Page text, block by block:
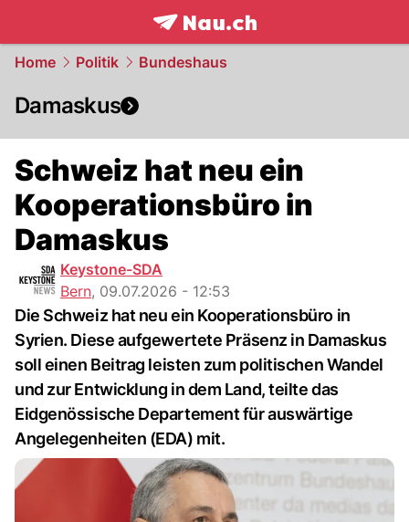
frontpage.NAU.ch
Home Politik Bundeshaus
Damaskus
Schweiz hat neu ein
Kooperationsbüro in
Damaskus
Keystone-SDA
Bern, 09.07.2026 - 12:53
Die Schweiz hat neu ein Kooperationsbüro in
Syrien. Diese aufgewertete Präsenz in Damaskus
soll einen Beitrag leisten zum politischen Wandel
und zur Entwicklung in dem Land, teilte das
Eidgenössische Departement für auswärtige
Angelegenheiten (EDA) mit.